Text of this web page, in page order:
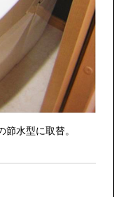
節水型に取替。